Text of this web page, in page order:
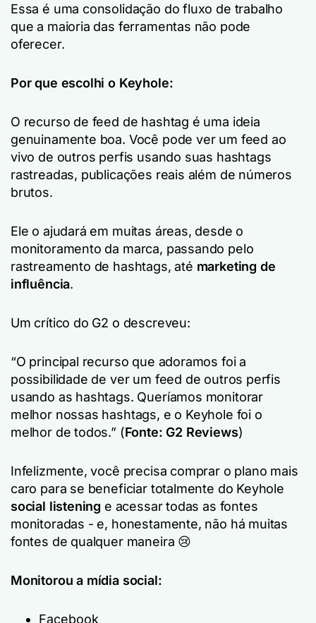
Essa é uma consolidação do fluxo de trabalho
que a maioria das ferramentas não pode
oferecer.
Por que escolhi o Keyhole:
O recurso de feed de hashtag é uma ideia
genuinamente boa. Você pode ver um feed ao
vivo de outros perfis usando suas hashtags
rastreadas, publicações reais além de números
brutos.
Ele o ajudará em muitas áreas, desde o
monitoramento da marca, passando pelo
rastreamento de hashtags, até marketing de
influência.
Um crítico do G2 o descreveu:
“O principal recurso que adoramos foi a
possibilidade de ver um feed de outros perfis
usando as hashtags. Queríamos monitorar
melhor nossas hashtags, e o Keyhole foi o
melhor de todos.” (Fonte: G2 Reviews)
Infelizmente, você precisa comprar o plano mais
caro para se beneficiar totalmente do Keyhole
social listening e acessar todas as fontes
monitoradas - e, honestamente, não há muitas
fontes de qualquer maneira 😢
Monitorou a mídia social:
Facebook